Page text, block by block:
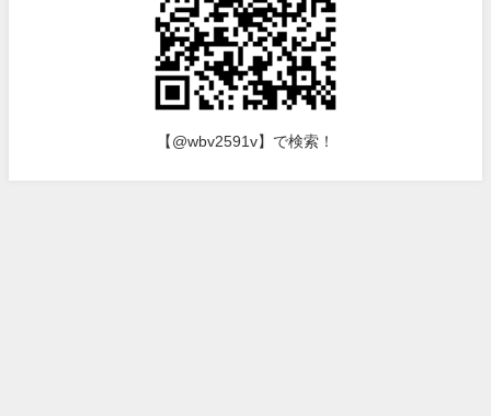
【@wbv2591v】で検索！